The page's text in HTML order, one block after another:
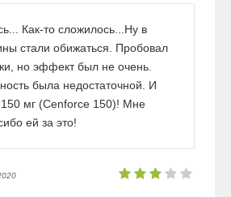
Как-то сложилось...Ну в
стали обижаться. Пробовал
но эффект был не очень.
была недостаточной. И
150 мг (Cenforce 150)! Мне
ей за это!